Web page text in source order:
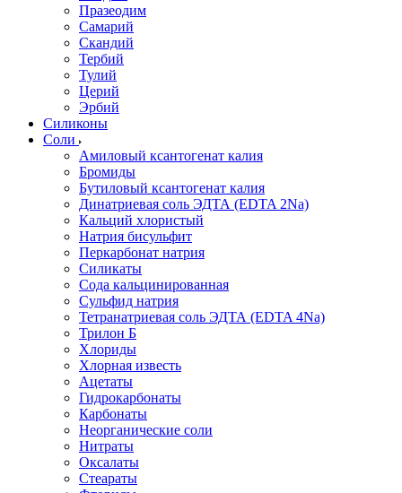
Празеодим
Самарий
Скандий
Тербий
Тулий
Церий
Эрбий
Силиконы
Соли
Амиловый ксантогенат калия
Бромиды
Бутиловый ксантогенат калия
Динатриевая соль ЭДТА (EDTA 2Na)
Кальций хлористый
Натрия бисульфит
Перкарбонат натрия
Силикаты
Сода кальцинированная
Сульфид натрия
Тетранатриевая соль ЭДТА (EDTA 4Na)
Трилон Б
Хлориды
Хлорная известь
Ацетаты
Гидрокарбонаты
Карбонаты
Неорганические соли
Нитраты
Оксалаты
Стеараты